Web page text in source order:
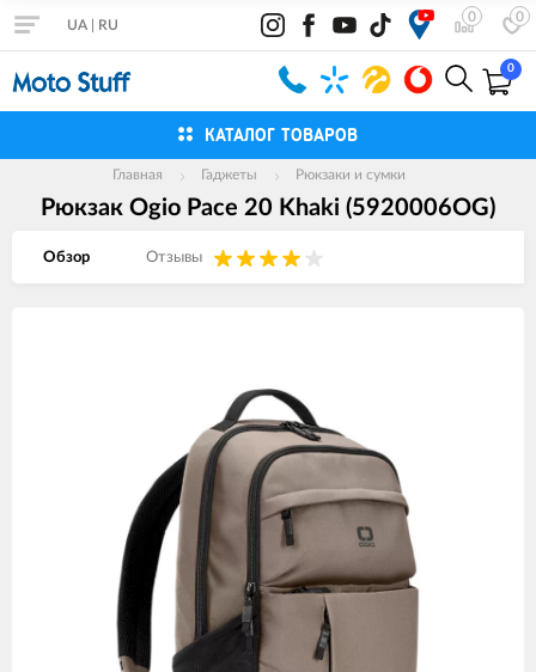
0 0
UA RU
0
КАТАЛОГ ТОВАРОВ
Главная Гаджеты Рюкзаки и сумки
Рюкзак Ogio Pace 20 Khaki (5920006OG)
Обзор Отзывы